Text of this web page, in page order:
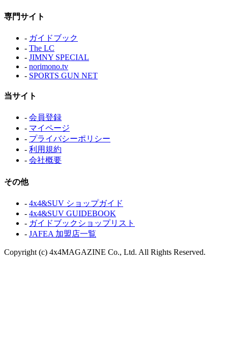
専門サイト
- ガイドブック
- The LC
- JIMNY SPECIAL
- norimono.tv
- SPORTS GUN NET
当サイト
- 会員登録
- マイページ
- プライバシーポリシー
- 利用規約
- 会社概要
その他
- 4x4&SUV ショップガイド
- 4x4&SUV GUIDEBOOK
- ガイドブックショップリスト
- JAFEA 加盟店一覧
Copyright (c) 4x4MAGAZINE Co., Ltd. All Rights Reserved.